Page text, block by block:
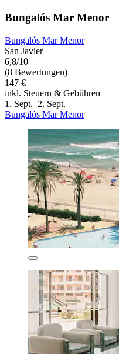
Bungalós Mar Menor
Bungalós Mar Menor
San Javier
6,8/10
(8 Bewertungen)
147 €
inkl. Steuern & Gebühren
1. Sept.–2. Sept.
Bungalós Mar Menor